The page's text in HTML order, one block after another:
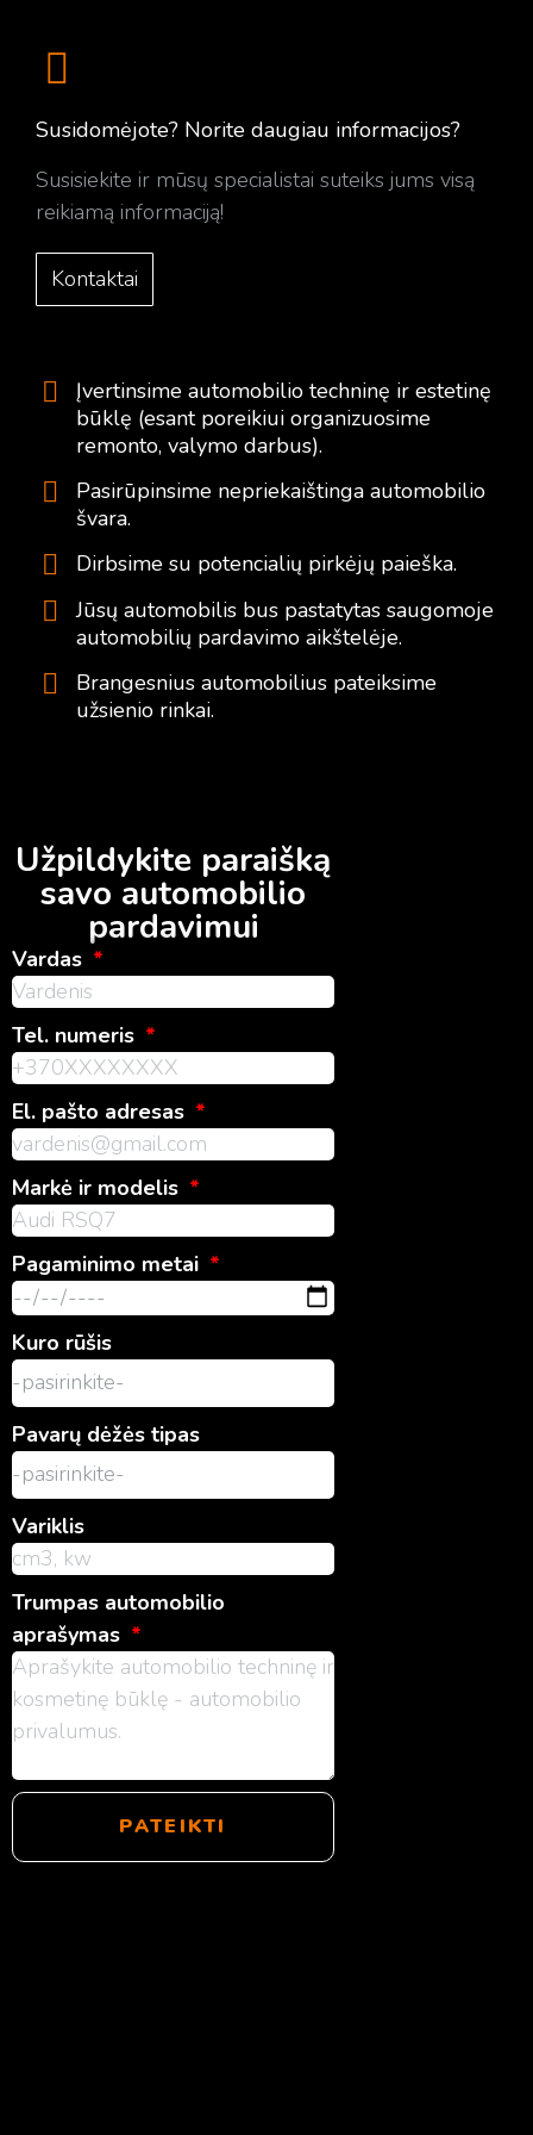
Susidomėjote? Norite daugiau informacijos?
Susisiekite ir mūsų specialistai suteiks jums visą
reikiamą informaciją!
Kontaktai
Įvertinsime automobilio techninę ir estetinę
būklę (esant poreikiui organizuosime
remonto, valymo darbus).
Pasirūpinsime nepriekaištinga automobilio
švara.
Dirbsime su potencialių pirkėjų paieška.
Jūsų automobilis bus pastatytas saugomoje
automobilių pardavimo aikštelėje.
Brangesnius automobilius pateiksime
užsienio rinkai.
Užpildykite paraišką
savo automobilio
pardavimui
Vardas
Tel. numeris
El. pašto adresas
Markė ir modelis
Pagaminimo metai
Kuro rūšis
Pavarų dėžės tipas
Variklis
Trumpas automobilio
aprašymas
PATEIKTI